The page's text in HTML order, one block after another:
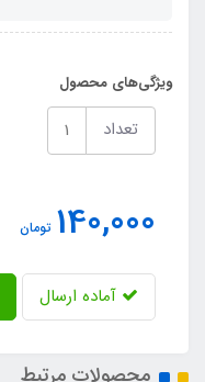
ویژگی‌های محصول
تعداد
140,000 تومان
آماده ارسال
محصولات مرتبط